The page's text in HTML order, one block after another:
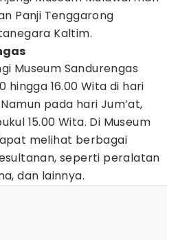
Panji Tenggarong
Kaltim.
Museum Sandurengas
hingga 16.00 Wita di hari
pada hari Jum’at,
15.00 Wita. Di Museum
melihat berbagai
seperti peralatan
dan lainnya.